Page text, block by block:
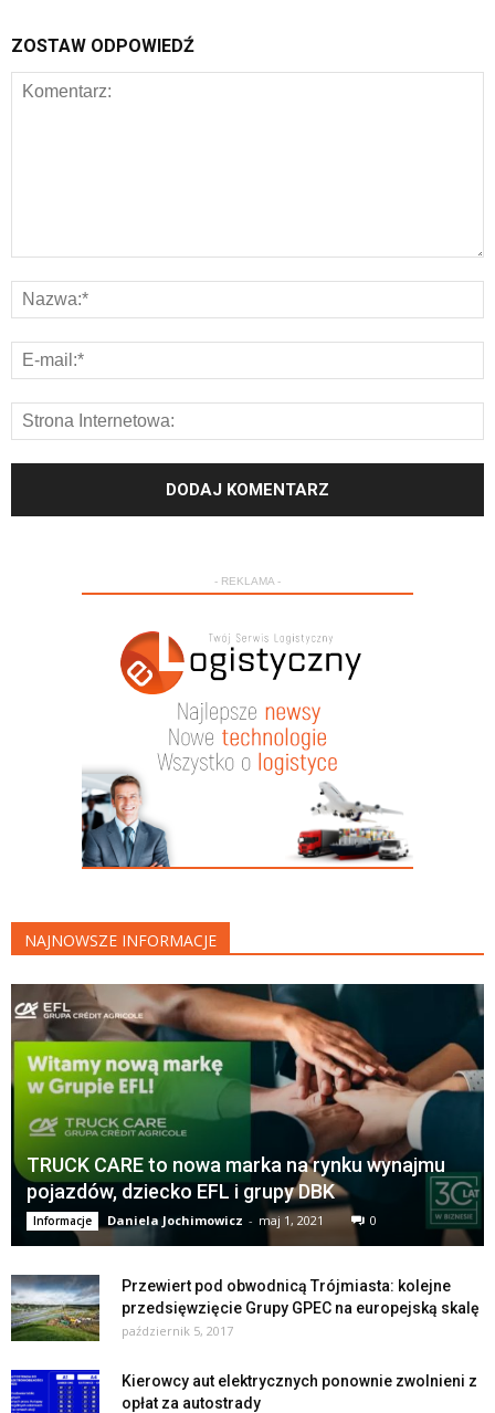
ZOSTAW ODPOWIEDŹ
- REKLAMA -
NAJNOWSZE INFORMACJE
TRUCK CARE to nowa marka na rynku wynajmu
pojazdów, dziecko EFL i grupy DBK
Informacje Daniela Jochimowicz - maj 1, 2021 0
Przewiert pod obwodnicą Trójmiasta: kolejne
przedsięwzięcie Grupy GPEC na europejską skalę
październik 5, 2017
Kierowcy aut elektrycznych ponownie zwolnieni z
opłat za autostrady